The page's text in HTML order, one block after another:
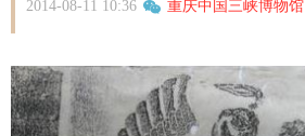
2014-08-11 10:36 重庆中国三峡博物馆